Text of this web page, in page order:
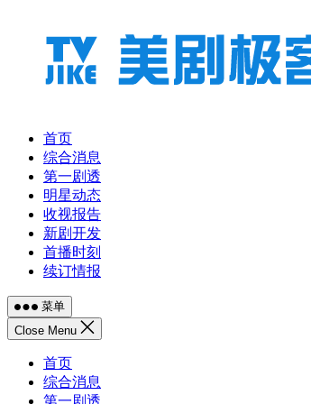
首页
综合消息
第一剧透
明星动态
收视报告
新剧开发
首播时刻
续订情报
菜单
Close Menu
首页
综合消息
第一剧透